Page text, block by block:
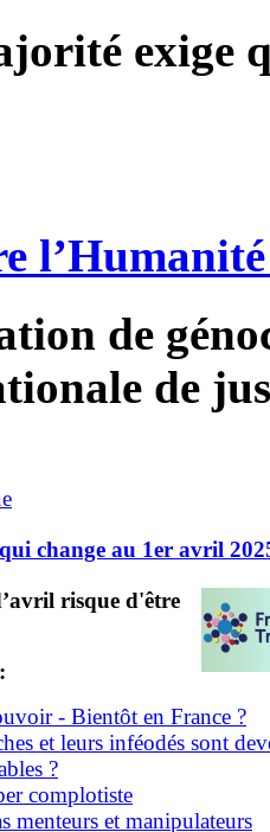
exige
de
de
change au 1er avril
risque d'être
- Bientôt en France ?
et leurs inféodés sont
?
complotiste
menteurs et manipulateurs